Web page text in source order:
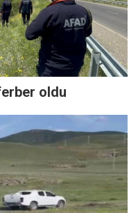
oldu